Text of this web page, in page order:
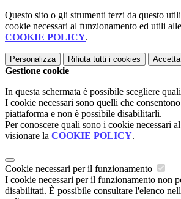
Questo sito o gli strumenti terzi da questo
cookie necessari al funzionamento ed utili
COOKIE POLICY.
Personalizza Rifiuta tutti i cookies
Gestione cookie
In questa schermata è possibile scegliere
I cookie necessari sono quelli che
piattaforma e non è possibile disabilitarli.
Per conoscere quali sono i cookie necessari
visionare la COOKIE POLICY.
Cookie necessari per il funzionamento
I cookie necessari per il funzionamento non
disabilitati. È possibile consultare l'elenco